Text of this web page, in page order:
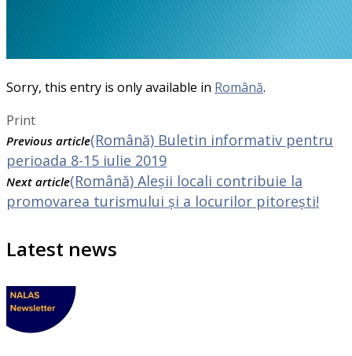
Sorry, this entry is only available in Română.
Print
Previous article(Română) Buletin informativ pentru
perioada 8-15 iulie 2019
Next article(Română) Aleșii locali contribuie la
promovarea turismului și a locurilor pitorești!
Latest news